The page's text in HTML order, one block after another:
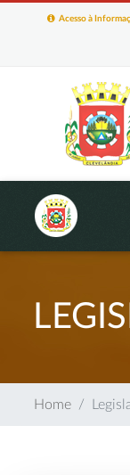
Acesso à
Home